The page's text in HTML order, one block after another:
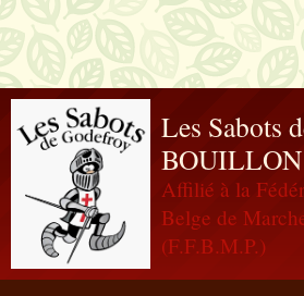
Les Sabots
Affilié à la
Belge de
(F.F.B.M.P.)